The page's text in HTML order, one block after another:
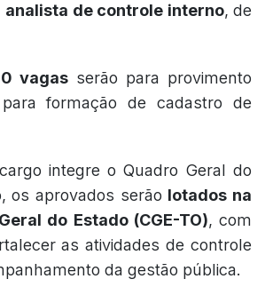
analista de controle interno, de
vagas serão para provimento
para formação de cadastro de
integre o Quadro Geral do
os aprovados serão lotados na
do Estado (CGE-TO), com
as atividades de controle
da gestão pública.